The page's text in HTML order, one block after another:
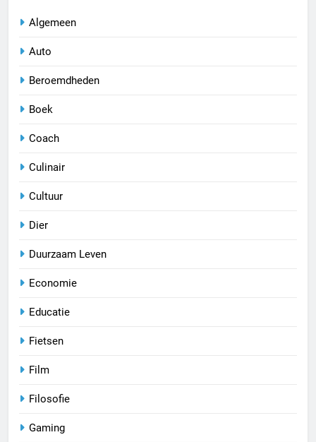
Algemeen
Auto
Beroemdheden
Boek
Coach
Culinair
Cultuur
Dier
Duurzaam Leven
Economie
Educatie
Fietsen
Film
Filosofie
Gaming